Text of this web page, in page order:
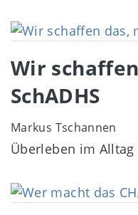
Image
Wir
SchADHS
Markus Tschannen
Überleben im
Image